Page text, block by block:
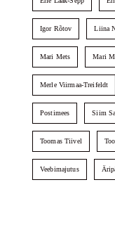
Igor Rõtov Liina
Mari Mets Mari
Merle Viirmaa-Treifeldt
Postimees Siim
Toomas Tiivel
Veebimajutus